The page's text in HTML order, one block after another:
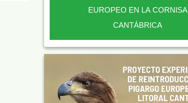
EUROPEO EN LA CORNISA
CANTÁBRICA